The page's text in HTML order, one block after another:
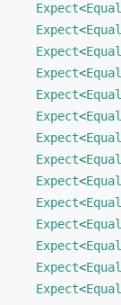
Expect<Equal
Expect<Equal
Expect<Equal
Expect<Equal
Expect<Equal
Expect<Equal
Expect<Equal
Expect<Equal
Expect<Equal
Expect<Equal
Expect<Equal
Expect<Equal
Expect<Equal
Expect<Equal